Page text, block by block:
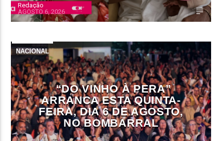
Redação
AGOSTO 6, 2026
NACIONAL
“DO VINHO À PERA”
ARRANCA ESTA QUINTA-
FEIRA, DIA 6 DE AGOSTO,
NO BOMBARRAL